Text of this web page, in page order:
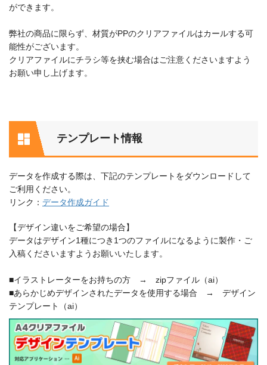
ができます。
弊社の商品に限らず、材質がPPのクリアファイルはカールする可
能性がございます。
クリアファイルにチラシ等を挟む場合はご注意くださいますよう
お願い申し上げます。
テンプレート情報
データを作成する際は、下記のテンプレートをダウンロードして
ご利用ください。
リンク： データ作成ガイド
【デザイン違いをご希望の場合】
データはデザイン1種につき1つのファイルになるように製作・ご
入稿くださいますようお願いいたします。
■イラストレーターをお持ちの方 → zipファイル（ai）
■あらかじめデザインされたデータを使用する場合 → デザイン
テンプレート（ai）